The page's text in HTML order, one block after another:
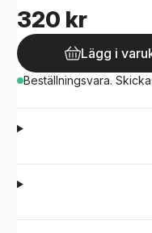
320 kr
Lägg i
Beställningsvara.